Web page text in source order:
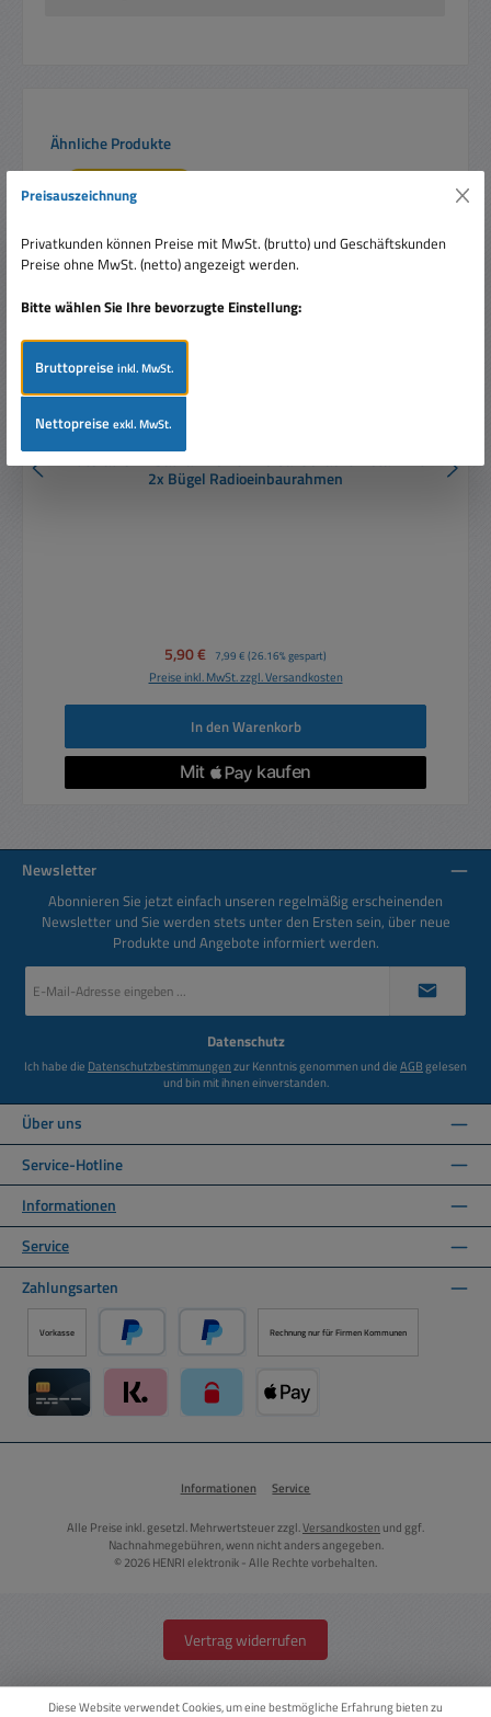
Produktgalerie überspringen
Ähnliche Produkte
Autoradio Einbaurahmen Universal Schacht Metall mit
2x Bügel Radioeinbaurahmen
Verkaufspreis:
5,90 € Regulärer Preis:
7,99 € (26.16% gespart)
Preise inkl. MwSt. zzgl. Versandkosten
In den Warenkorb
Newsletter
Abonnieren Sie jetzt einfach unseren regelmäßig erscheinenden
Newsletter und Sie werden stets unter den Ersten sein, über neue
Produkte und Angebote informiert werden.
Mail-
Datenschutz
Ich habe die Datenschutzbestimmungenzur Kenntnis genommen und dieAGBgelesen
und bin mit ihnen einverstanden.
Über uns
Service-Hotline
Informationen
Service
Zahlungsarten
Vorkasse
PayPal Später Bezahlen über PayPal
Rechnung nur für Firmen Kommunen
Informationen Service
Alle Preise inkl. gesetzl. Mehrwertsteuer zzgl.Versandkosten und ggf.
Nachnahmegebühren, wenn nicht anders angegeben.
© 2026 HENRI elektronik - Alle Rechte vorbehalten.
Vertrag widerrufen
Diese Website verwendet Cookies, um eine bestmögliche Erfahrung bieten zu
Preisauszeichnung
Privatkunden können Preise mit MwSt. (brutto) und Geschäftskunden
Preise ohne MwSt. (netto) angezeigt werden.
Bitte wählen Sie Ihre bevorzugte Einstellung:
Bruttopreiseinkl. MwSt.
Nettopreiseexkl. MwSt.